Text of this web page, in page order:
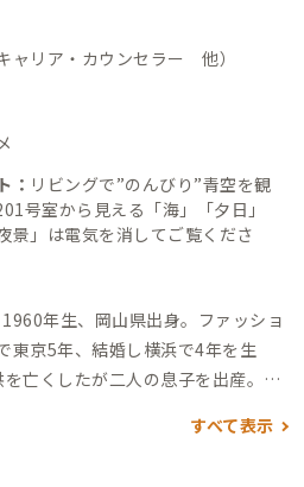
ャリア・カウンセラー 他）
： リビングで”のんびり”青空を観
号室から見える「海」「夕日」
景」は電気を消してご覧くださ
年生、岡山県出身。 ファッショ
東京5年、結婚し横浜で4年を生
亡くしたが二人の息子を出産。元
り「ライクユアセルフ」を主催し
すべて表示